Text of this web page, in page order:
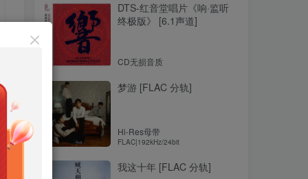
DTS-红音堂唱片《响·监听
终极版》 [6.1声道]
CD无损音质
梦游 [FLAC 分轨]
Hi-Res母带
FLAC|192kHz/24bit
我这十年 [FLAC 分轨]